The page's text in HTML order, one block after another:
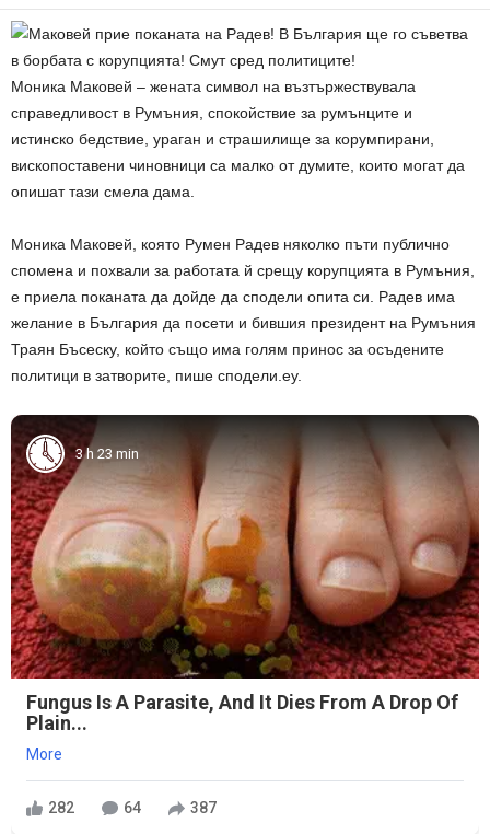
Моника Маковей – жената символ на възтържествувала
справедливост в Румъния, спокойствие за румънците и
истинско бедствие, ураган и страшилище за корумпирани,
вископоставени чиновници са малко от думите, които могат да
опишат тази смела дама.
Моника Маковей, която Румен Радев няколко пъти публично
спомена и похвали за работата й срещу корупцията в Румъния,
е приела поканата да дойде да сподели опита си. Радев има
желание в България да посети и бившия президент на Румъния
Траян Бъсеску, който също има голям принос за осъдените
политици в затворите, пише сподели.еу.
3 h 23 min
Fungus Is A Parasite, And It Dies From A Drop Of
Plain...
More
282 64 387